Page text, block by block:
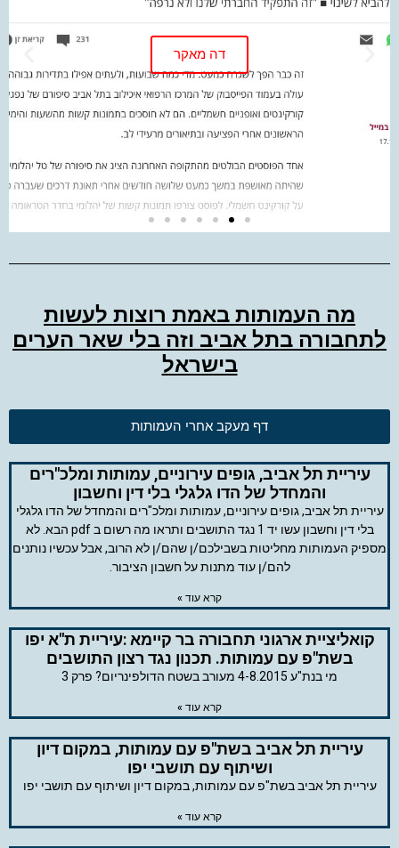
דה מאקר
מה העמותות באמת רוצות לעשות
לתחבורה בתל אביב וזה בלי שאר הערים
בישראל
דף מעקב אחרי העמותות
עיריית תל אביב, גופים עירוניים, עמותות ומלכ"רים
והמחדל של הדו גלגלי בלי דין וחשבון
עיריית תל אביב, גופים עירוניים, עמותות ומלכ"רים והמחדל של הדו גלגלי
בלי דין וחשבון עשו יד 1 נגד התושבים ותראו מה רשום ב pdf הבא. לא
מספיק העמותות מחליטות בשבילכם/ן שהם/ן לא הרוב, אבל עכשיו נותנים
להם/ן עוד מתנות על חשבון הציבור.
קרא עוד »
קואליציית ארגוני תחבורה בר קיימא :עיריית ת"א יפו
בשת"פ עם עמותות. תכנון נגד רצון התושבים
מי בנת"ע 4-8.2015 מעורב בשטח הדולפינריום? פרק 3
קרא עוד »
עיריית תל אביב בשת"פ עם עמותות, במקום דיון
ושיתוף עם תושבי יפו
עיריית תל אביב בשת"פ עם עמותות, במקום דיון ושיתוף עם תושבי יפו
קרא עוד »